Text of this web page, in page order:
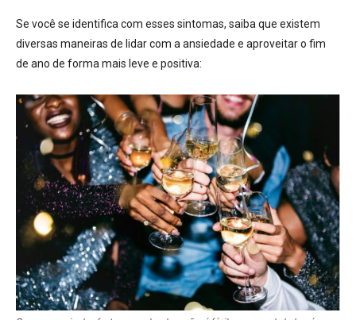
Se você se identifica com esses sintomas, saiba que existem
diversas maneiras de lidar com a ansiedade e aproveitar o fim
de ano de forma mais leve e positiva: